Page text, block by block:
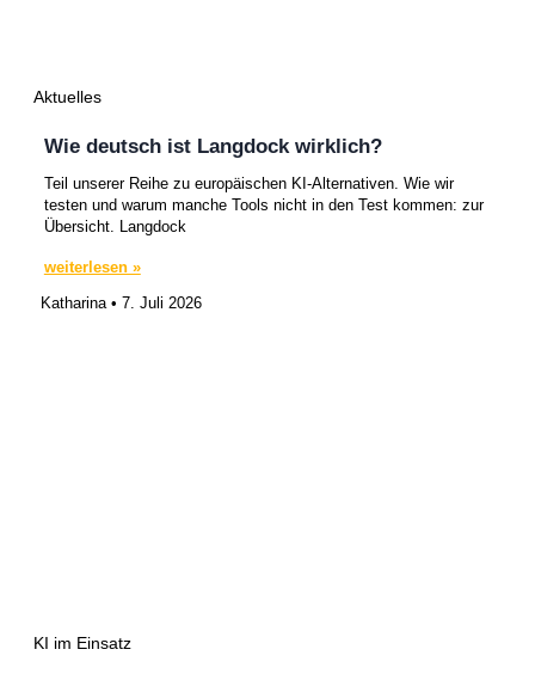
Aktuelles
Wie deutsch ist Langdock wirklich?
Teil unserer Reihe zu europäischen KI-Alternativen. Wie wir
testen und warum manche Tools nicht in den Test kommen: zur
Übersicht. Langdock
weiterlesen »
Katharina
7. Juli 2026
KI im Einsatz